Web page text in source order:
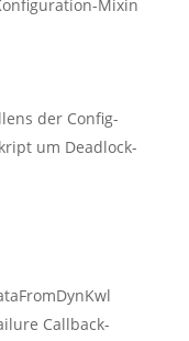
Mixin
der Config-
um Deadlock-
Callback-